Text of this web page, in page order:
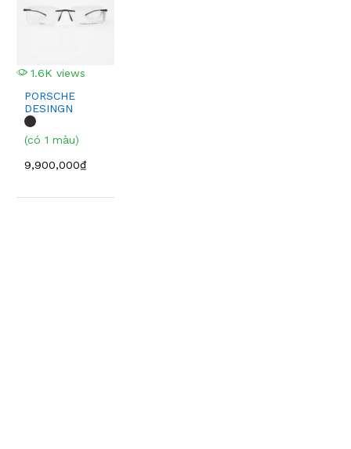
1.6K views
PORSCHE
DESINGN
P8362A
(có 1 màu)
9,900,000₫